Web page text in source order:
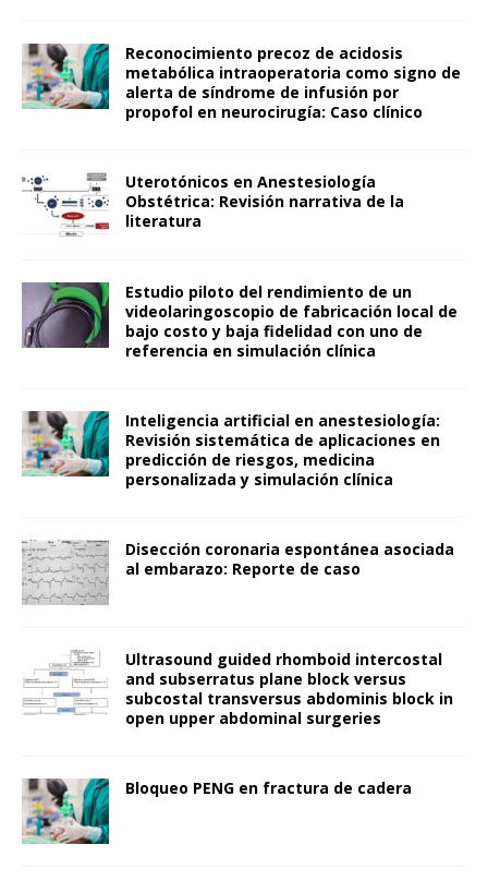
Reconocimiento precoz de acidosis
metabólica intraoperatoria como signo de
alerta de síndrome de infusión por
propofol en neurocirugía: Caso clínico
Uterotónicos en Anestesiología
Obstétrica: Revisión narrativa de la
literatura
Estudio piloto del rendimiento de un
videolaringoscopio de fabricación local de
bajo costo y baja fidelidad con uno de
referencia en simulación clínica
Inteligencia artificial en anestesiología:
Revisión sistemática de aplicaciones en
predicción de riesgos, medicina
personalizada y simulación clínica
Disección coronaria espontánea asociada
al embarazo: Reporte de caso
Ultrasound guided rhomboid intercostal
and subserratus plane block versus
subcostal transversus abdominis block in
open upper abdominal surgeries
Bloqueo PENG en fractura de cadera